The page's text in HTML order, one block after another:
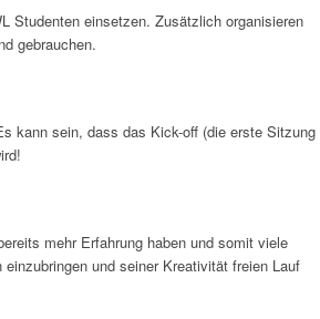
Studenten einsetzen. Zusätzlich organisieren
gebrauchen.
kann sein, dass das Kick-off (die erste Sitzung
mehr Erfahrung haben und somit viele
und seiner Kreativität freien Lauf